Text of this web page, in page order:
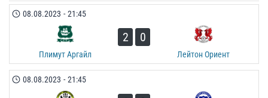
08.08.2023 - 21:45
Плимут Аргайл
2 0
Лейтон Ориент
08.08.2023 - 21:45